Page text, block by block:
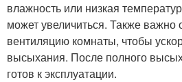
влажность или низкая
может увеличиться. Также
вентиляцию комнаты, чтобы
высыхания. После полного
готов к эксплуатации.